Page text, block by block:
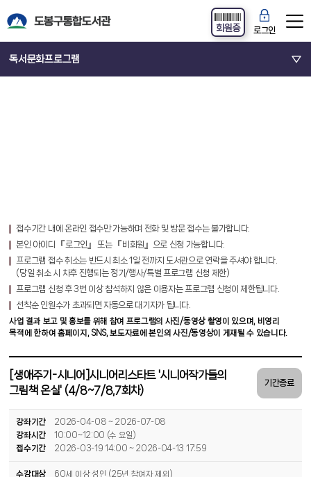
로그인
회원증
독서문화프로그램
접수기간 내에 온라인 접수만 가능하며 전화 및 방문 접수는 불가합니다.
본인 아이디 『로그인』 또는 『비회원』으로 신청 가능합니다.
프로그램 접수 취소는 반드시 최소 1일 전까지 도서관으로 연락을 주셔야 합니다.
(당일 취소 시 차후 진행되는 정기/행사/특별 프로그램 신청 제한)
프로그램 신청 후 3번 이상 참석하지 않은 이용자는 프로그램 신청이 제한됩니다.
선착순 인원수가 초과되면 자동으로 대기자가 됩니다.
사업 결과 보고 및 홍보를 위해 참여 프로그램의 사진/동영상 촬영이 있으며, 비영리
목적에 한하여 홈페이지, SNS, 보도자료에 본인의 사진/동영상이 게재될 수 있습니다.
[생애주기-시니어]시니어리스타트 '시니어작가들의
그림책 온실' (4/8~7/8,7회차)
기간종료
강좌기간
2026-04-08 ~ 2026-07-08
강좌시간
10:00~12:00 (수 요일)
접수기간
2026-03-19 14:00 ~ 2026-04-13 17:59
수강대상 60세 이상 성인 (25년 참여자 제외)